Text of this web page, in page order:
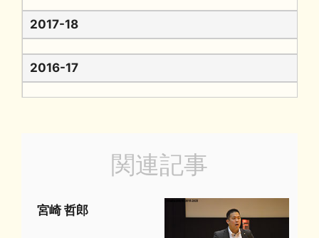
2017-18
2016-17
関連記事
宮崎 哲郎